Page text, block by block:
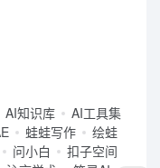
AI知识库
AI工具集
蛙蛙写作
绘蛙
问小白
扣子空间